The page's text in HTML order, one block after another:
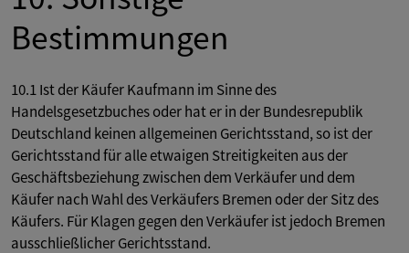
Bestimmungen
10.1 Ist der Käufer Kaufmann im Sinne des
Handelsgesetzbuches oder hat er in der Bundesrepublik
Deutschland keinen allgemeinen Gerichtsstand, so ist der
Gerichtsstand für alle etwaigen Streitigkeiten aus der
Geschäftsbeziehung zwischen dem Verkäufer und dem
Käufer nach Wahl des Verkäufers Bremen oder der Sitz des
Käufers. Für Klagen gegen den Verkäufer ist jedoch Bremen
ausschließlicher Gerichtsstand.